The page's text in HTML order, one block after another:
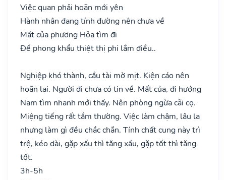
Việc quan phải hoãn mới yên
Hành nhân đang tính đường nên chưa về
Mất của phương Hỏa tìm đi
Đề phong khẩu thiệt thị phi lắm điều..
Nghiệp khó thành, cầu tài mờ mịt. Kiện cáo nên
hoãn lại. Người đi chưa có tin về. Mất của, đi hướng
Nam tìm nhanh mới thấy. Nên phòng ngừa cãi cọ.
Miệng tiếng rất tầm thường. Việc làm chậm, lâu la
nhưng làm gì đều chắc chắn. Tính chất cung này trì
trệ, kéo dài, gặp xấu thì tăng xấu, gặp tốt thì tăng
tốt.
3h-5h